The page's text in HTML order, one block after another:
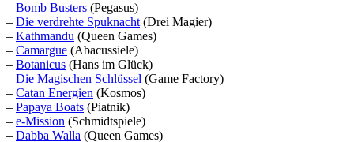
– Bomb Busters (Pegasus)
– Die verdrehte Spuknacht (Drei Magier)
– Kathmandu (Queen Games)
– Camargue (Abacussiele)
– Botanicus (Hans im Glück)
– Die Magischen Schlüssel (Game Factory)
– Catan Energien (Kosmos)
– Papaya Boats (Piatnik)
– e-Mission (Schmidtspiele)
– Dabba Walla (Queen Games)